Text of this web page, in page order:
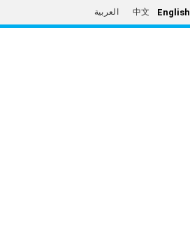
العربية 中文 English